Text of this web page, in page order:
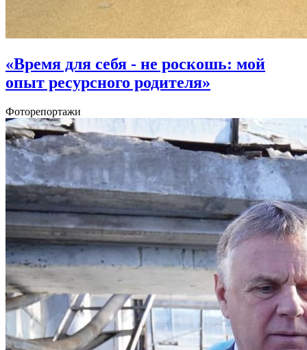
«Время для себя - не роскошь: мой
опыт ресурсного родителя»
Фоторепортажи